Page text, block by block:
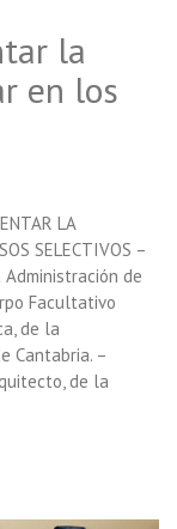
la
en los
LA
SELECTIVOS –
Administración de
Facultativo
de la
Cantabria. –
de la